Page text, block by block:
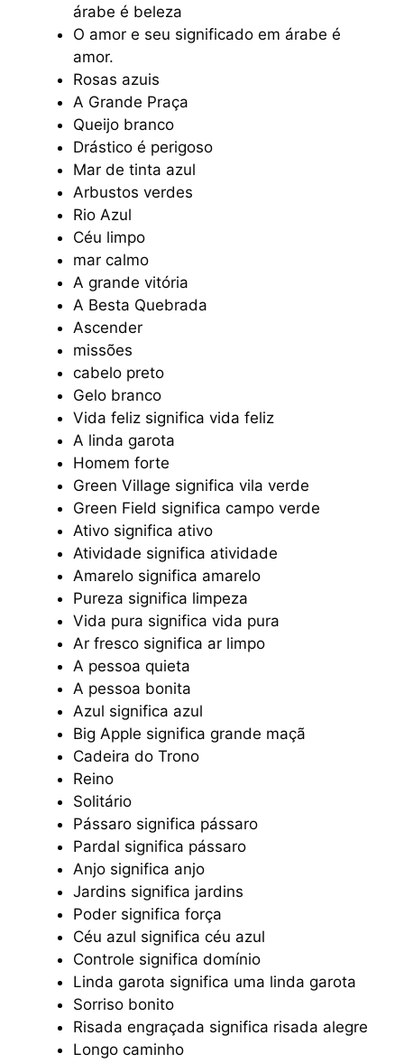
árabe é beleza
O amor e seu significado em árabe é
amor.
Rosas azuis
A Grande Praça
Queijo branco
Drástico é perigoso
Mar de tinta azul
Arbustos verdes
Rio Azul
Céu limpo
mar calmo
A grande vitória
A Besta Quebrada
Ascender
missões
cabelo preto
Gelo branco
Vida feliz significa vida feliz
A linda garota
Homem forte
Green Village significa vila verde
Green Field significa campo verde
Ativo significa ativo
Atividade significa atividade
Amarelo significa amarelo
Pureza significa limpeza
Vida pura significa vida pura
Ar fresco significa ar limpo
A pessoa quieta
A pessoa bonita
Azul significa azul
Big Apple significa grande maçã
Cadeira do Trono
Reino
Solitário
Pássaro significa pássaro
Pardal significa pássaro
Anjo significa anjo
Jardins significa jardins
Poder significa força
Céu azul significa céu azul
Controle significa domínio
Linda garota significa uma linda garota
Sorriso bonito
Risada engraçada significa risada alegre
Longo caminho